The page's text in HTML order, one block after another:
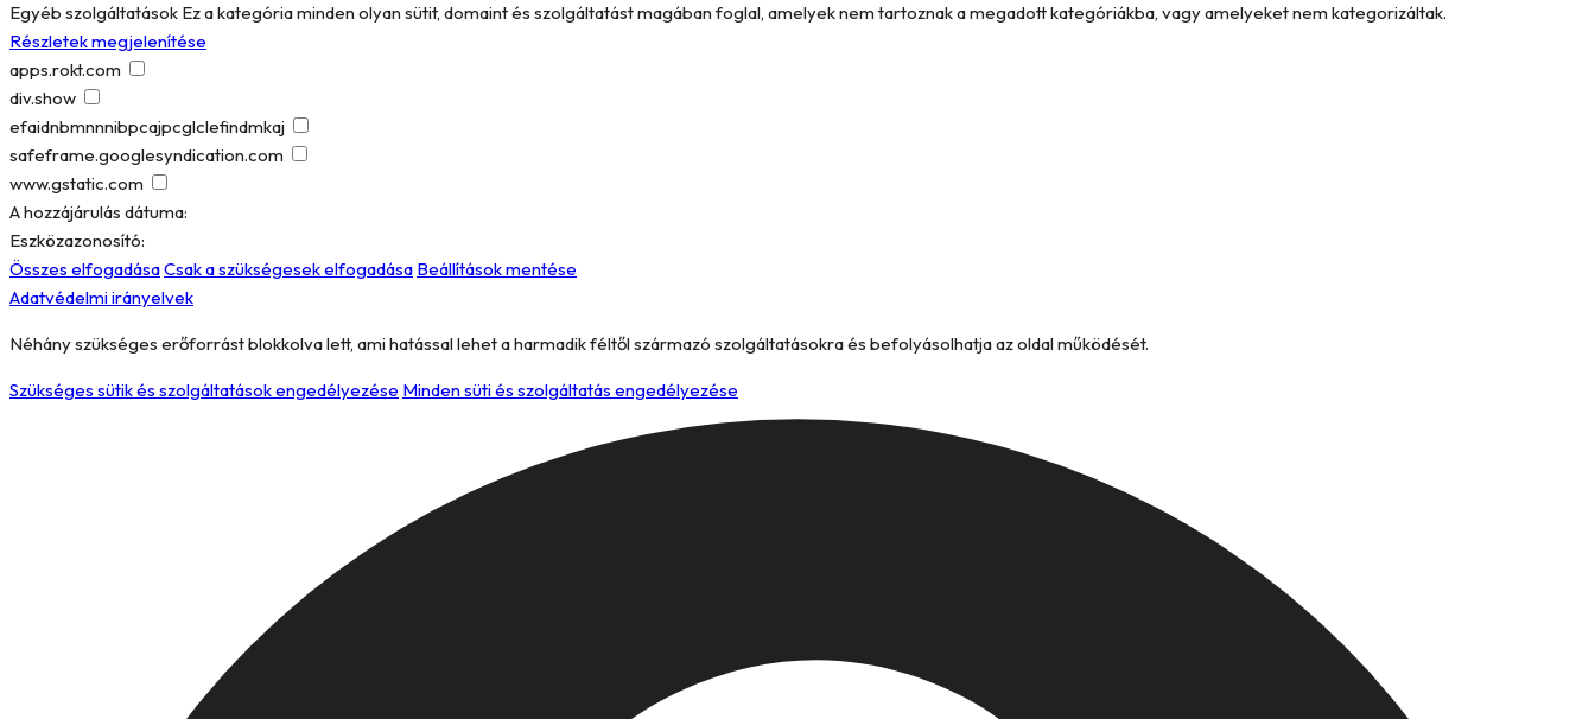
Egyéb szolgáltatások Ez a kategória minden olyan sütit, domaint és szolgáltatást magában foglal, amelyek nem tartoznak a megadott kategóriákba, vagy amelyeket nem kategorizáltak.
Részletek megjelenítése
apps.rokt.com
div.show
efaidnbmnnnibpcajpcglclefindmkaj
safeframe.googlesyndication.com
www.gstatic.com
A hozzájárulás dátuma:
Eszközazonosító:
Összes elfogadásaCsak a szükségesek elfogadása Beállítások mentése
Adatvédelmi irányelvek
Néhány szükséges erőforrást blokkolva lett, ami hatással lehet a harmadik féltől származó szolgáltatásokra és befolyásolhatja az oldal működését.
Szükséges sütik és szolgáltatások engedélyezése Minden süti és szolgáltatás engedélyezése